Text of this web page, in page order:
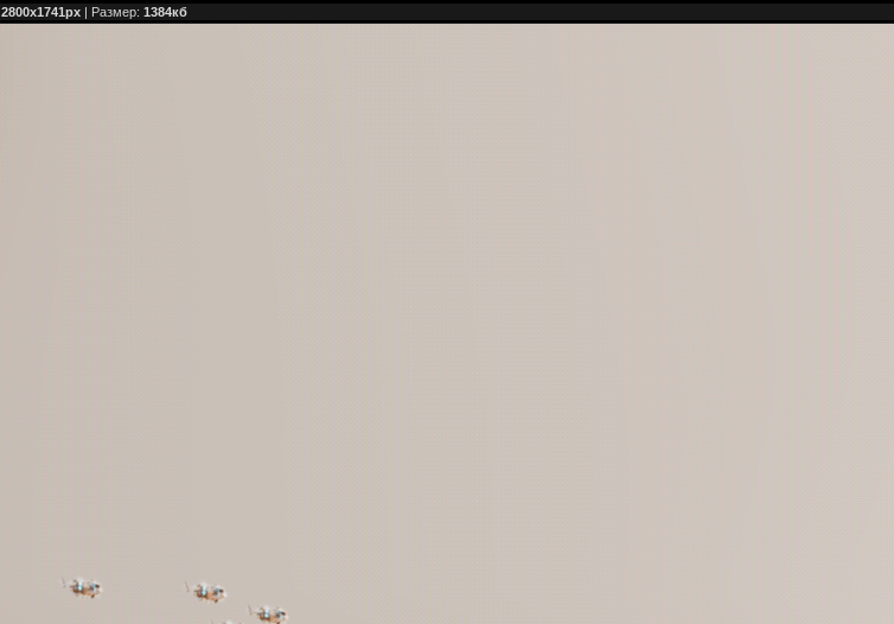
2800x1741px | Размер: 1384кб